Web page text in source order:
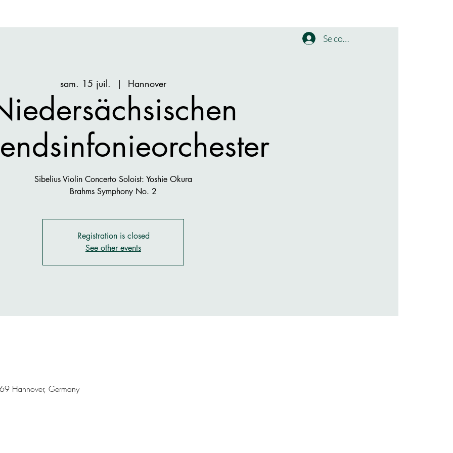
Se connecter
sam. 15 juil.
  |
Hannover
Sibelius Violin Concerto Soloist: Yoshie Okura
Brahms Symphony No. 2
Registration is closed
See other events
Hannover, Germany